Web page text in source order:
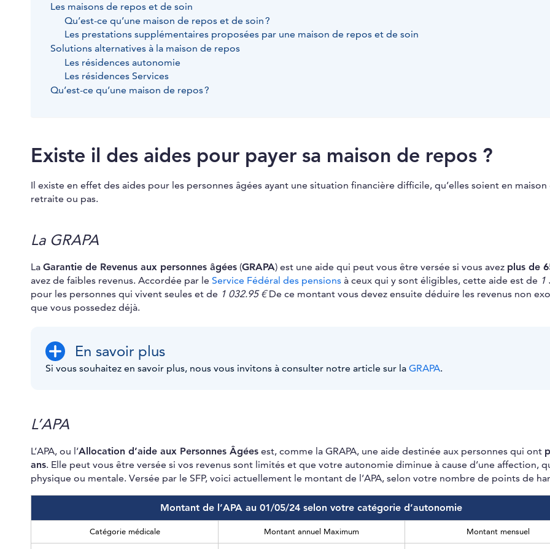
Les maisons de repos et de soin
Qu’est-ce qu’une maison de repos et de soin ?
Les prestations supplémentaires proposées par une maison de repos et de soin
Solutions alternatives à la maison de repos
Les résidences autonomie
Les résidences Services
Qu’est-ce qu’une maison de repos ?
Existe il des aides pour payer sa maison de repos ?
Il existe en effet des aides pour les personnes âgées ayant une situation financière difficile, qu’elles soient en maison
retraite ou pas.
La GRAPA
La Garantie de Revenus aux personnes âgées (GRAPA) est une aide qui peut vous être versée si vous avez plus de
avez de faibles revenus. Accordée par le Service Fédéral des pensions à ceux qui y sont éligibles, cette aide est de 1
pour les personnes qui vivent seules et de 1 032.95 €De ce montant vous devez ensuite déduire les revenus non
que vous possedez déjà.
En savoir plus
Si vous souhaitez en savoir plus, nous vous invitons à consulter notre article sur la GRAPA.
L’APA
L’APA, ou l’Allocation d’aide aux Personnes Âgées est, comme la GRAPA, une aide destinée aux personnes qui ont
ans. Elle peut vous être versée si vos revenus sont limités et que votre autonomie diminue à cause d’une affection,
physique ou mentale. Versée par le SFP, voici actuellement le montant de l’APA, selon votre nombre de points de
Montant de l’APA au 01/05/24 selon votre catégorie d’autonomie
Catégorie médicale Montant annuel Maximum Montant mensuel